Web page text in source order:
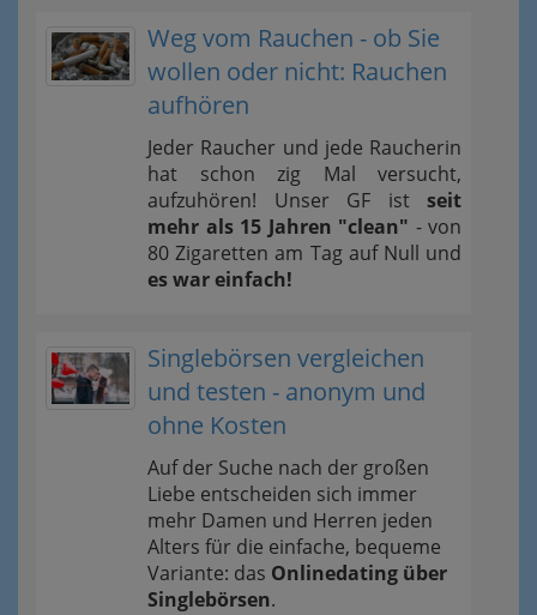
Weg vom Rauchen - ob Sie
wollen oder nicht: Rauchen
aufhören
Jeder Raucher und jede Raucherin
hat schon zig Mal versucht,
aufzuhören! Unser GF ist seit
mehr als 15 Jahren "clean" - von
80 Zigaretten am Tag auf Null und
es war einfach!
Singlebörsen vergleichen
und testen - anonym und
ohne Kosten
Auf der Suche nach der großen
Liebe entscheiden sich immer
mehr Damen und Herren jeden
Alters für die einfache, bequeme
Variante: das Onlinedating über
Singlebörsen.